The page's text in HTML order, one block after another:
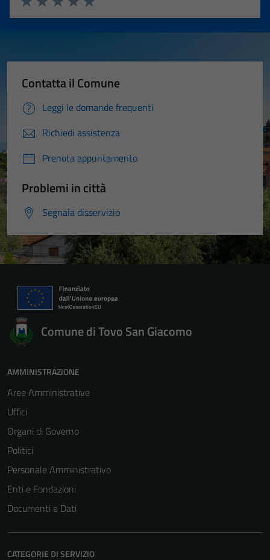
Valuta 5 stelle su 5
Valuta 4 stelle su 5
Valuta 3 stelle su 5
Valuta 2 stelle su 5
Valuta 1 stelle su 5
Contatta il Comune
Leggi le domande frequenti
Richiedi assistenza
Prenota appuntamento
Problemi in città
Segnala disservizio
Comune di Tovo San Giacomo
AMMINISTRAZIONE
Aree Amministrative
Uffici
Organi di Governo
Politici
Personale Amministrativo
Enti e Fondazioni
Documenti e Dati
CATEGORIE DI SERVIZIO